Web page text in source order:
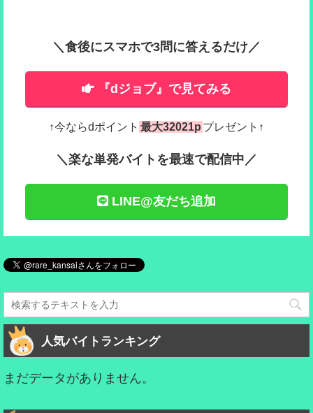
＼食後にスマホで3問に答えるだけ／
『dジョブ』で見てみる
↑今ならdポイント 最大32021p プレゼント↑
＼楽な単発バイトを最速で配信中／
LINE@友だち追加
人気バイトランキング
まだデータがありません。